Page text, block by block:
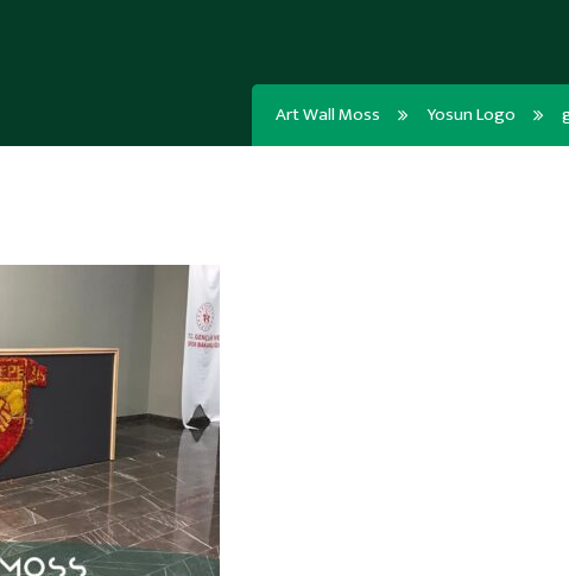
Art Wall Moss Yosun Logo